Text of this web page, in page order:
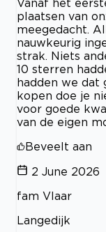
Vanaf het
plaatsen van
meegedacht.
nauwkeurig
strak. Niets
10 sterren
hadden we dat
kopen doe je
voor goede
van de eigen
Beveelt aan
2 June 2026
fam Vlaar
Langedijk